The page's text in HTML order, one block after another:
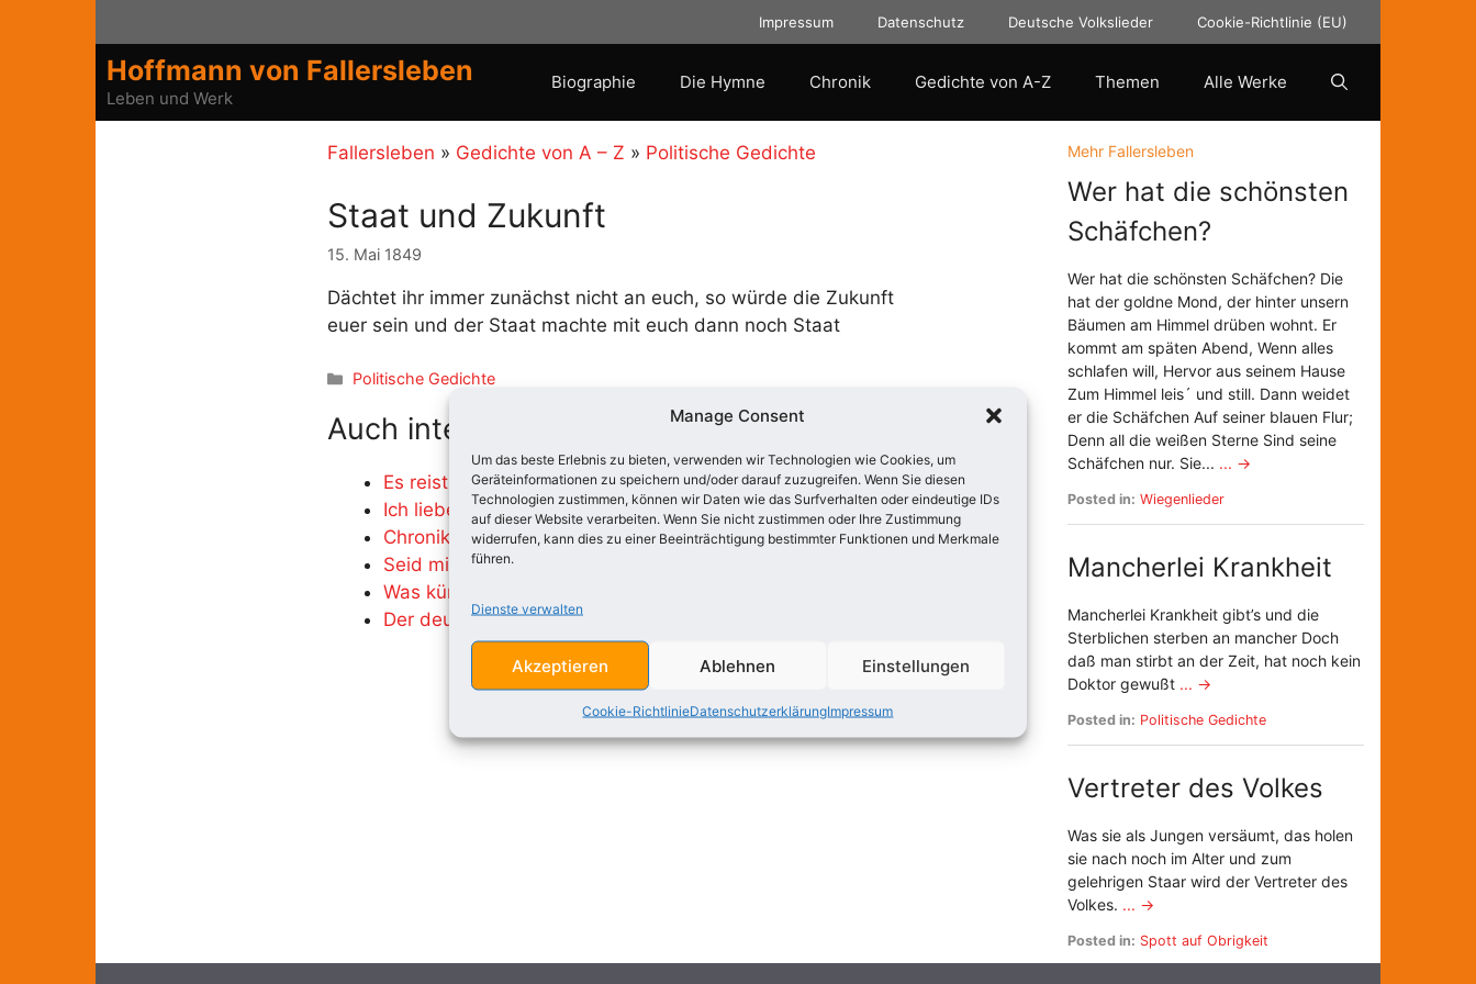
Manage Consent
Um das beste Erlebnis zu bieten, verwenden wir Technologien wie Cookies, um
Geräteinformationen zu speichern und/oder darauf zuzugreifen. Wenn Sie diesen
Technologien zustimmen, können wir Daten wie das Surfverhalten oder eindeutige IDs
auf dieser Website verarbeiten. Wenn Sie nicht zustimmen oder Ihre Zustimmung
widerrufen, kann dies zu einer Beeinträchtigung bestimmter Funktionen und Merkmale
führen.
Dienste verwalten
Akzeptieren Ablehnen Einstellungen
Cookie-RichtlinieDatenschutzerklärungImpressum
Impressum Datenschutz Deutsche Volkslieder Cookie-Richtlinie (EU)
Hoffmann von Fallersleben
Leben und Werk
Biographie Die Hymne Chronik Gedichte von A-Z Themen Alle Werke
Fallersleben » Gedichte von A – Z » Politische Gedichte
Staat und Zukunft
15. Mai 1849
Dächtet ihr immer zunächst nicht an euch, so würde die Zukunft
euer sein und der Staat machte mit euch dann noch Staat
Kategorien
Politische Gedichte
Auch interessant:
Es reist so mancher Philister
Ich liebe den Sang ich liebe den Wein
Chronik
Seid mir gegrüßt (An die deutschen Frauen)
Was kümmert euch das Vaterland (An Viele)
Der deutsche Rhein
Mehr Fallersleben
Wer hat die schönsten
Schäfchen?
Wer hat die schönsten Schäfchen? Die
hat der goldne Mond, der hinter unsern
Bäumen am Himmel drüben wohnt. Er
kommt am späten Abend, Wenn alles
schlafen will, Hervor aus seinem Hause
Zum Himmel leis´ und still. Dann weidet
er die Schäfchen Auf seiner blauen Flur;
Denn all die weißen Sterne Sind seine
Schäfchen nur. Sie... ... →
Posted in: Wiegenlieder
Mancherlei Krankheit
Mancherlei Krankheit gibt’s und die
Sterblichen sterben an mancher Doch
daß man stirbt an der Zeit, hat noch kein
Doktor gewußt ... →
Posted in: Politische Gedichte
Vertreter des Volkes
Was sie als Jungen versäumt, das holen
sie nach noch im Alter und zum
gelehrigen Staar wird der Vertreter des
Volkes. ... →
Posted in: Spott auf Obrigkeit